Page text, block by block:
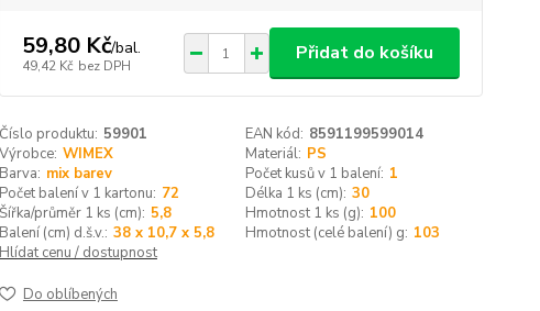
59,80 Kč/bal.
49,42 Kč bez DPH
Přidat do košíku
Číslo produktu: 59901 EAN kód: 8591199599014
Výrobce: WIMEX Materiál: PS
Barva: mix barev Počet kusů v 1 balení: 1
Počet balení v 1 kartonu: 72 Délka 1 ks (cm): 30
Šířka/průměr 1 ks (cm): 5,8 Hmotnost 1 ks (g): 100
Balení (cm) d.š.v.: 38 x 10,7 x 5,8 Hmotnost (celé balení) g: 103
Hlídat cenu / dostupnost
Do oblíbených